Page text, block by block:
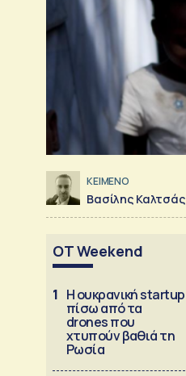
ΚΕΙΜΕΝΟ
Βασίλης Καλτσάς
OT Weekend
1 Η ουκρανική startup
πίσω από τα
drones που
χτυπούν βαθιά τη
Ρωσία